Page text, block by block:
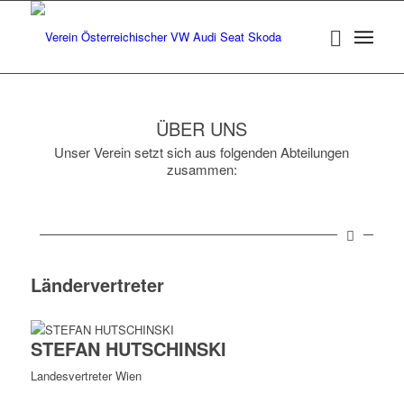
ÜBER UNS
Unser Verein setzt sich aus folgenden Abteilungen
zusammen:
Ländervertreter
STEFAN HUTSCHINSKI
Landesvertreter Wien